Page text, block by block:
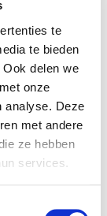
te
te bieden
delen we
onze
analyse. Deze
met andere
ze hebben
services.